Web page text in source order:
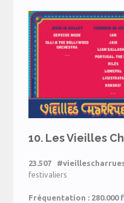
10. Les Vieilles
23.507 #
festivaliers
Fréquentation : 280.000